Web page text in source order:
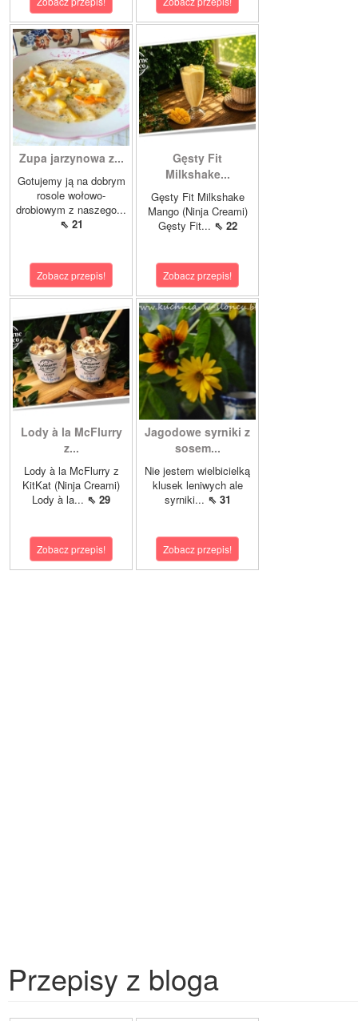
Zupa jarzynowa z...
Gotujemy ją na dobrym
rosole wołowo-
drobiowym z naszego...
⇖ 21
Zobacz przepis!
Gęsty Fit
Milkshake...
Gęsty Fit Milkshake
Mango (Ninja Creami)
Gęsty Fit... ⇖ 22
Zobacz przepis!
Lody à la McFlurry
z...
Lody à la McFlurry z
KitKat (Ninja Creami)
Lody à la... ⇖ 29
Zobacz przepis!
Jagodowe syrniki z
sosem...
Nie jestem wielbicielką
klusek leniwych ale
syrniki... ⇖ 31
Zobacz przepis!
Przepisy z bloga